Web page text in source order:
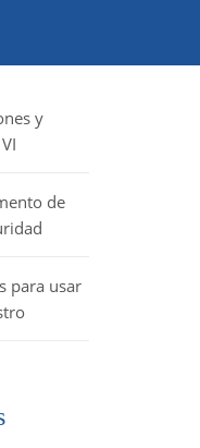
y
de
para usar